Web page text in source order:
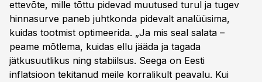
ettevõte, mille tõttu pidevad muutused turul ja tugev
hinnasurve paneb juhtkonda pidevalt analüüsima,
kuidas tootmist optimeerida. „Ja mis seal salata –
peame mõtlema, kuidas ellu jääda ja tagada
jätkusuutlikus ning stabiilsus. Seega on Eesti
inflatsioon tekitanud meile korralikult peavalu. Kui